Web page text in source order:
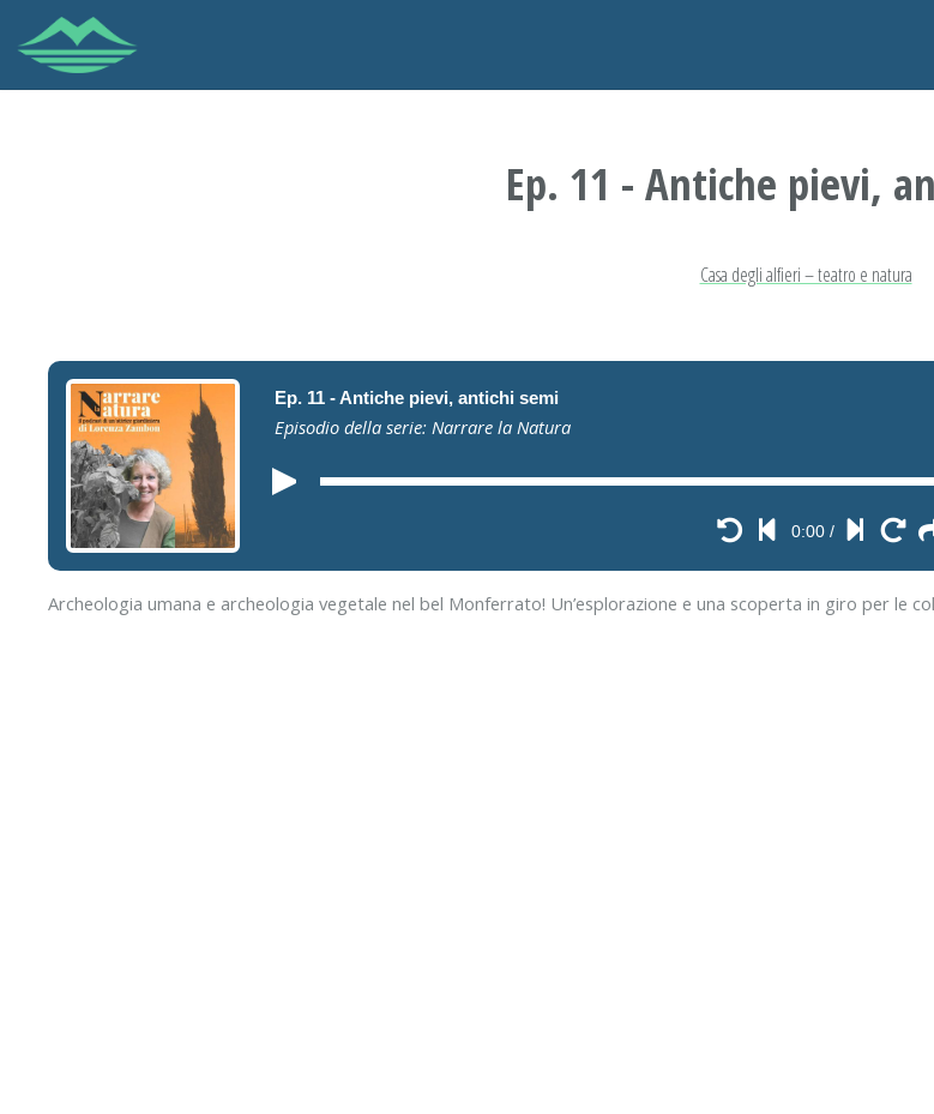
Ep. 11 - Antiche pievi,
Casa degli alfieri – teatro e natura
Ep. 11 - Antiche pievi, antichi semi
Episodio della serie: Narrare la Natura
0:00 /
Archeologia umana e archeologia vegetale nel bel Monferrato! Un’esplorazione e una scoperta in giro per le